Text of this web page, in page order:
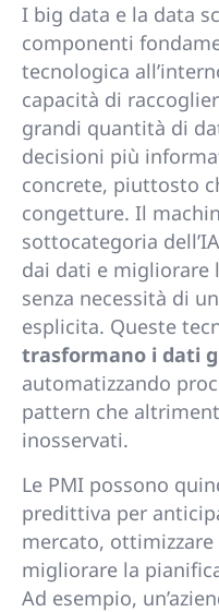
I big data e la data
componenti
tecnologica
capacità di
grandi quantità di
decisioni più
concrete, piuttosto
congetture. Il
sottocategoria
dai dati e migliorare
senza necessità di
esplicita. Queste
trasformano i dati
automatizzando
pattern che
inosservati.
Le PMI possono
predittiva per
mercato,
migliorare la
Ad esempio,